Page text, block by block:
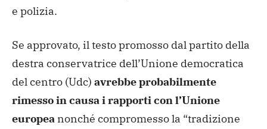
e polizia.
Se approvato, il testo promosso dal partito della
destra conservatrice dell’Unione democratica
del centro (Udc) avrebbe probabilmente
rimesso in causa i rapporti con l’Unione
europea nonché compromesso la “tradizione